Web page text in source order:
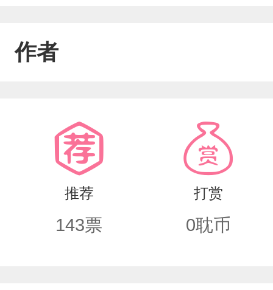
陆辰置顶谢燃的备注是「RR（我的燃
栏杆上，亲完之后说的第一句话是：
燃等了三年，陆辰骂了三年。直到那
以，”陆辰拿着那枚三年前就刻好的戒
作者
推荐
143票
打赏
0耽币